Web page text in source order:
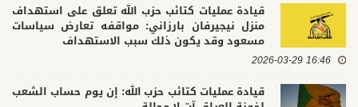
قيادة عمليات كتائب حزب الله تعلق على استهداف
منزل نيجيرفان بارزاني: مواقفه تعارض سياسات
مسعود وقد يكون ذلك سبب الاستهداف
16:46 2026-03-29
قيادة عمليات كتائب حزب الله: إن يوم حساب الشعب